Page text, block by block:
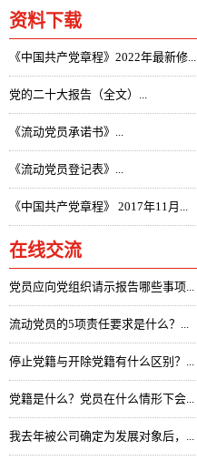
资料下载
《中国共产党章程》2022年最新修...
党的二十大报告（全文）...
《流动党员承诺书》...
《流动党员登记表》...
《中国共产党章程》 2017年11月...
在线交流
党员应向党组织请示报告哪些事项...
流动党员的5项责任要求是什么？...
停止党籍与开除党籍有什么区别？...
党籍是什么？党员在什么情形下会...
我去年被公司确定为发展对象后，...